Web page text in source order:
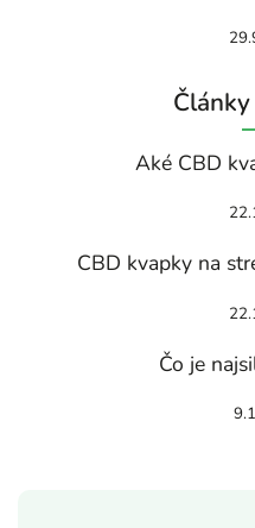
Aké CBD
CBD kvapky na
Čo je